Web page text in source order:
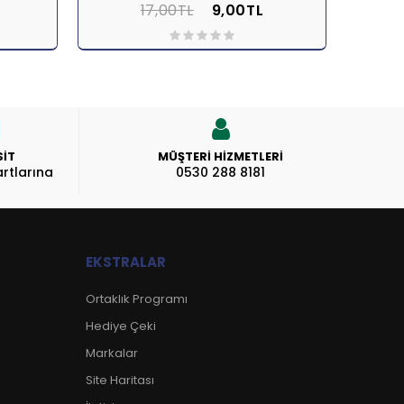
17,00TL 9,00TL
MÜŞTERI HIZMETLERI
0530 288 8181
EKSTRALAR
Ortaklık Programı
Hediye Çeki
Markalar
Site Haritası